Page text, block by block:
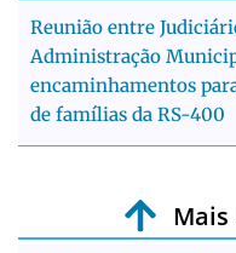
Reunião entre
Administração
encaminhamentos
de famílias da RS-400
Mais